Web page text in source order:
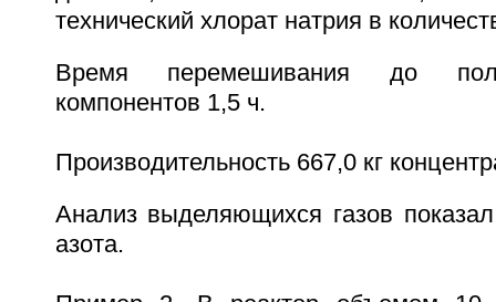
технический хлорат натрия в
Время перемешивания до
компонентов 1,5 ч.
Производительность 667,0 кг
Анализ выделяющихся газов показал
азота.